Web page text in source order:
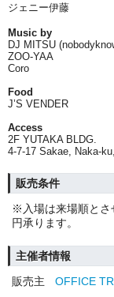
ジェニー伊藤
Music by
DJ MITSU
ZOO-YAA
Coro
Food
J’S VENDER
Access
2F YUTAKA BLDG.
4-7-17 Sakae, Naka-
販売条件
※入場は来場順と
円承ります。
主催者情報
販売主
OFFICE